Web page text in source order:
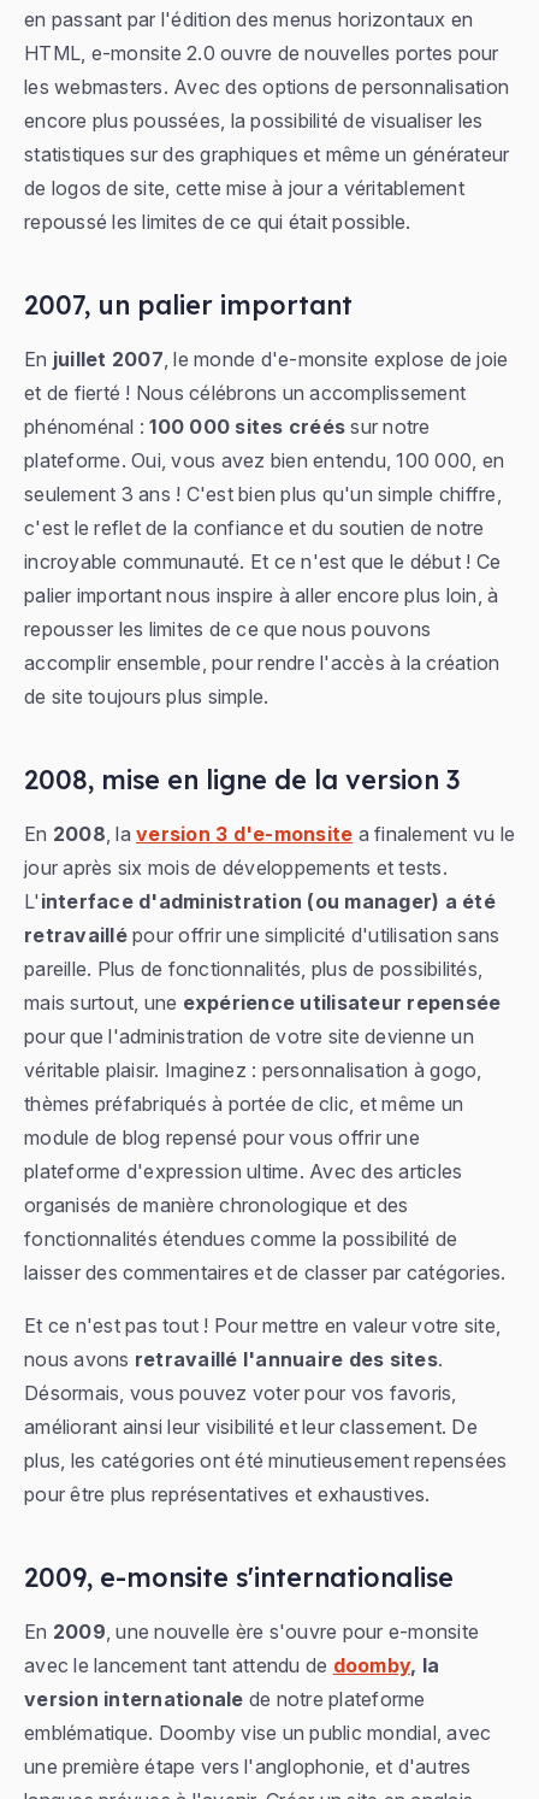
en passant par l'édition des menus horizontaux en
HTML, e-monsite 2.0 ouvre de nouvelles portes pour
les webmasters. Avec des options de personnalisation
encore plus poussées, la possibilité de visualiser les
statistiques sur des graphiques et même un générateur
de logos de site, cette mise à jour a véritablement
repoussé les limites de ce qui était possible.
2007, un palier important
En juillet 2007 , le monde d'e-monsite explose de joie
et de fierté ! Nous célébrons un accomplissement
phénoménal :100 000 sites créés sur notre
plateforme. Oui, vous avez bien entendu, 100 000, en
seulement 3 ans ! C'est bien plus qu'un simple chiffre,
c'est le reflet de la confiance et du soutien de notre
incroyable communauté. Et ce n'est que le début ! Ce
palier important nous inspire à aller encore plus loin, à
repousser les limites de ce que nous pouvons
accomplir ensemble, pour rendre l'accès à la création
de site toujours plus simple.
2008, mise en ligne de la version 3
En 2008 , la version 3 d'e-monsite a finalement vu le
jour après six mois de développements et tests.
L' interface d'administration (ou manager) a été
retravaillépour offrir une simplicité d'utilisation sans
pareille. Plus de fonctionnalités, plus de possibilités,
mais surtout, une expérience utilisateur repensée
pour que l'administration de votre site devienne un
véritable plaisir. Imaginez : personnalisation à gogo,
thèmes préfabriqués à portée de clic, et même un
module de blog repensé pour vous offrir une
plateforme d'expression ultime. Avec des articles
organisés de manière chronologique et des
fonctionnalités étendues comme la possibilité de
laisser des commentaires et de classer par catégories.
Et ce n'est pas tout ! Pour mettre en valeur votre site,
nous avons retravaillé l'annuaire des sites.
Désormais, vous pouvez voter pour vos favoris,
améliorant ainsi leur visibilité et leur classement. De
plus, les catégories ont été minutieusement repensées
pour être plus représentatives et exhaustives.
2009, e-monsite s'internationalise
En 2009 , une nouvelle ère s'ouvre pour e-monsite
avec le lancement tant attendu de doomby, la
version internationale de notre plateforme
emblématique. Doomby vise un public mondial, avec
une première étape vers l'anglophonie, et d'autres